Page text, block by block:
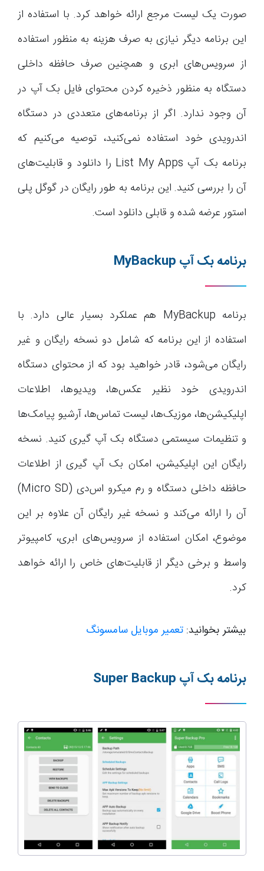
صورت یک لیست مرجع ارائه خواهد کرد. با استفاده از
این برنامه دیگر نیازی به صرف هزینه‌ به منظور استفاده
از سرویس‌های ابری و همچنین صرف حافظه داخلی
دستگاه به منظور ذخیره کردن محتوای فایل بک آپ در
آن وجود ندارد. اگر از برنامه‌های متعددی در دستگاه
اندرویدی خود استفاده نمی‌کنید، توصیه می‌کنیم که
برنامه بک آپ List My Apps را دانلود و قابلیت‌های
آن را بررسی کنید. این برنامه به طور رایگان در گوگل پلی
استور عرضه شده و قابلی دانلود است.
برنامه بک آپ MyBackup
برنامه MyBackup هم عملکرد بسیار عالی دارد. با
استفاده از این برنامه که شامل دو نسخه رایگان و غیر
رایگان می‌شود، قادر خواهید بود که از محتوای دستگاه
اندرویدی خود نظیر عکس‌ها، ویدیوها، اطلاعات
اپلیکیشن‌ها، موزیک‌ها، لیست تماس‌ها، آرشیو پیامک‌ها
و تنظیمات سیستمی دستگاه بک آپ گیری کنید. نسخه
رایگان این اپلیکیشن، امکان بک آپ گیری از اطلاعات
حافظه داخلی دستگاه و رم میکرو اس‌دی (Micro SD)
آن را ارائه می‌کند و نسخه غیر رایگان آن علاوه بر این
موضوع، امکان استفاده از سرویس‌های ابری، کامپیوتر
واسط و برخی دیگر از قابلیت‌های خاص را ارائه خواهد
کرد.
بیشتر بخوانید: تعمیر موبایل سامسونگ
برنامه بک آپ Super Backup